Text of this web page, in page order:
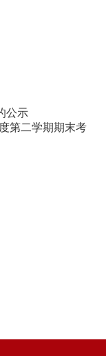
公示
第二学期期末考